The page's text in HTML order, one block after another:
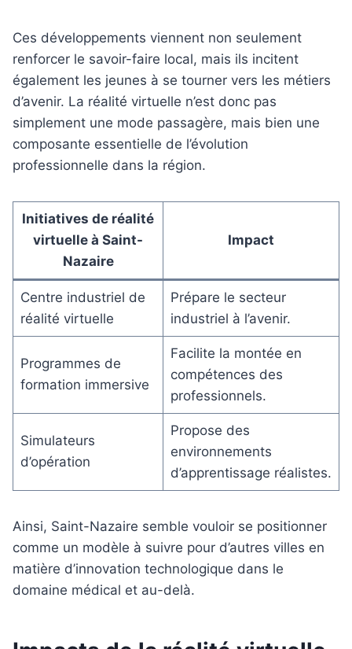
Ces développements viennent non seulement
renforcer le savoir-faire local, mais ils incitent
également les jeunes à se tourner vers les métiers
d’avenir. La réalité virtuelle n’est donc pas
simplement une mode passagère, mais bien une
composante essentielle de l’évolution
professionnelle dans la région.
Initiatives de réalité
virtuelle à Saint-
Nazaire
Impact
Centre industriel de
réalité virtuelle
Prépare le secteur
industriel à l’avenir.
Programmes de
formation immersive
Facilite la montée en
compétences des
professionnels.
Simulateurs
d’opération
Propose des
environnements
d’apprentissage réalistes.
Ainsi, Saint-Nazaire semble vouloir se positionner
comme un modèle à suivre pour d’autres villes en
matière d’innovation technologique dans le
domaine médical et au-delà.